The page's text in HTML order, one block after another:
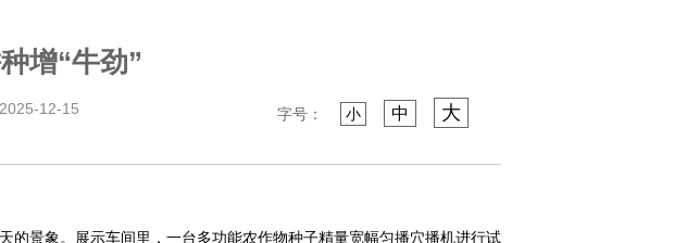
增“牛劲”
2025-12-15 字号： 小 中 大
景象。展示车间里，一台多功能农作物种子精量宽幅匀播穴播机进行试